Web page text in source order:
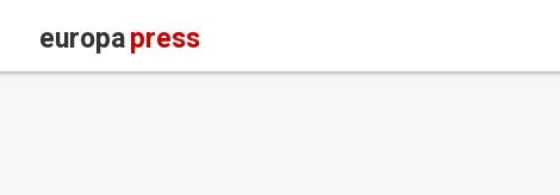
europapress